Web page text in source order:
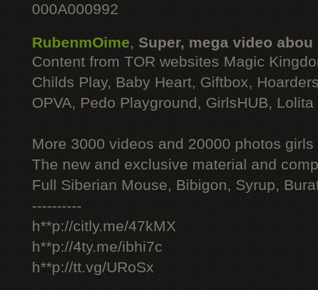
000A000992
RubenmOime, Super, mega video abou
Content from TOR websites Magic
Childs Play, Baby Heart, Giftbox,
OPVA, Pedo Playground, GirlsHUB, Lolita
More 3000 videos and 20000 photos
The new and exclusive material and
Full Siberian Mouse, Bibigon, Syrup,
----------
h**p://citly.me/47kMX
h**p://4ty.me/ibhi7c
h**p://tt.vg/URoSx